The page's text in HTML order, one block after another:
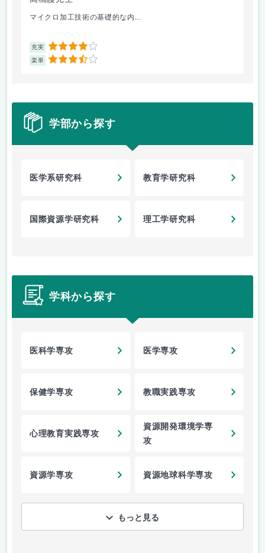
マイクロ加工技術の基礎的な内...
充実 4
楽単 3.5
学部から探す
医学系研究科 教育学研究科
国際資源学研究科 理工学研究科
学科から探す
医科学専攻 医学専攻
保健学専攻 教職実践専攻
心理教育実践専攻
資源開発環境学専
攻
資源学専攻 資源地球科学専攻
もっと見る